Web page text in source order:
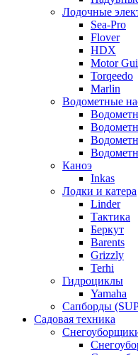
Лодочные
Sea-Pro
Flover
HDX
Motor
Torqeedo
Marlin
Водометные
Каноэ
Inkas
Лодки и катера
Linder
Тактика
Беркут
Barents
Grizzly
Terhi
Гидроциклы
Yamaha
Сапборды
Садовая техника